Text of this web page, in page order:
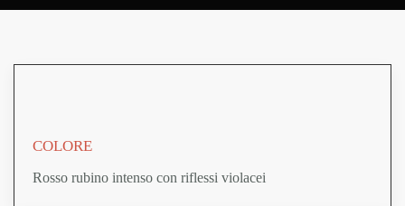
COLORE
Rosso rubino intenso con riflessi violacei